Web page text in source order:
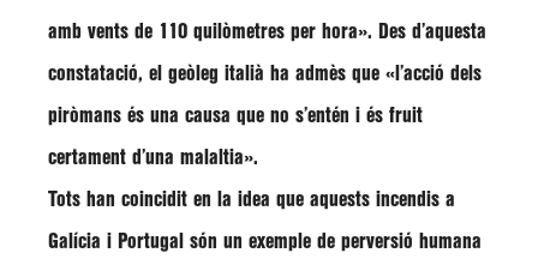
amb vents de 110 quilòmetres per hora». Des d’aquesta
constatació, el geòleg italià ha admès que «l’acció dels
piròmans és una causa que no s’entén i és fruit
certament d’una malaltia».
Tots han coincidit en la idea que aquests incendis a
Galícia i Portugal són un exemple de perversió humana